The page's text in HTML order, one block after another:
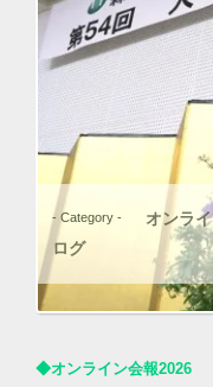
- Category - オンラ
ログ
◆オンライン会報2026